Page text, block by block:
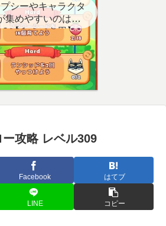
シーやキャラクタ
集めやすいのはど
【クエスト用】
攻略 レベル309
Facebook はてブ
LINE コピー